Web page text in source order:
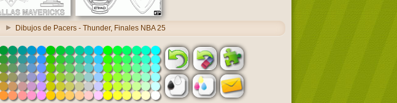
Dibujos de Pacers - Thunder, Finales NBA 25